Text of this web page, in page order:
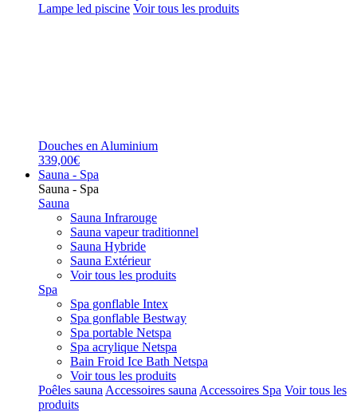
Lampe led piscine Voir tous les produits
Douches en Aluminium
339,00€
Sauna - Spa
Sauna - Spa
Sauna
Sauna Infrarouge
Sauna vapeur traditionnel
Sauna Hybride
Sauna Extérieur
Voir tous les produits
Spa
Spa gonflable Intex
Spa gonflable Bestway
Spa portable Netspa
Spa acrylique Netspa
Bain Froid Ice Bath Netspa
Voir tous les produits
Poêles sauna Accessoires sauna Accessoires Spa Voir tous les
produits